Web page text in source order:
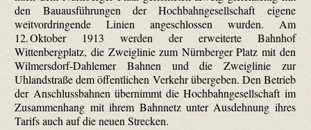
den Bauausführungen der Hochbahngesellschaft eigene
weitvordringende Linien angeschlossen wurden. Am
12. Oktober 1913 werden der erweiterte Bahnhof
Wittenbergplatz, die Zweiglinie zum Nürnberger Platz mit den
Wilmersdorf-Dahlemer Bahnen und die Zweiglinie zur
Uhlandstraße dem öffentlichen Verkehr übergeben. Den Betrieb
der Anschlussbahnen übernimmt die Hochbahngesellschaft im
Zusammenhang mit ihrem Bahnnetz unter Ausdehnung ihres
Tarifs auch auf die neuen Strecken.